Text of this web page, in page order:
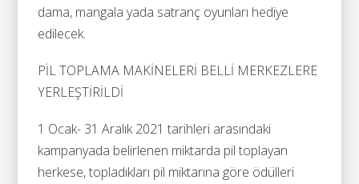
dama, mangala yada satranç oyunları hediye
edilecek.
PİL TOPLAMA MAKİNELERİ BELLİ MERKEZLERE
YERLEŞTİRİLDİ
1 Ocak- 31 Aralık 2021 tarihleri arasındaki
kampanyada belirlenen miktarda pil toplayan
herkese, topladıkları pil miktarına göre ödülleri